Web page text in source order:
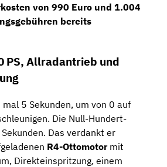
von 990 Euro und 1.004
bereits
PS, Allradantrieb und
5 Sekunden, um von 0 auf
Die Null-Hundert-
Das verdankt er
R4-Ottomotormit
Direkteinspritzung, einem